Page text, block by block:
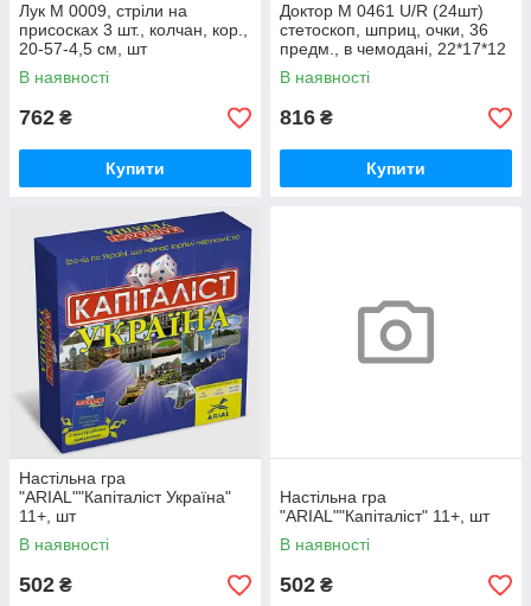
Лук M 0009, стріли на
присосках 3 шт., колчан, кор.,
20-57-4,5 см, шт
В наявності
762 ₴
Купити
Доктор M 0461 U/R (24шт)
стетоскоп, шприц, очки, 36
предм., в чемодані, 22*17*12
см, шт
В наявності
816 ₴
Купити
Настільна гра
"ARIAL""Капіталіст Україна"
11+, шт
В наявності
502 ₴
Настільна гра
"ARIAL""Капіталіст" 11+, шт
В наявності
502 ₴